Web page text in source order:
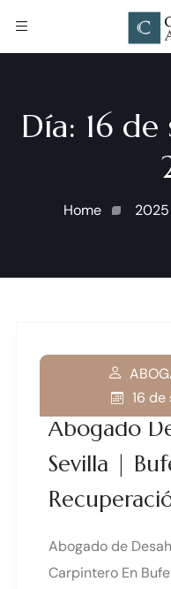
Día: 16
Home 2025
Abogado
Sevilla |
16
Abogado de
Carpintero En